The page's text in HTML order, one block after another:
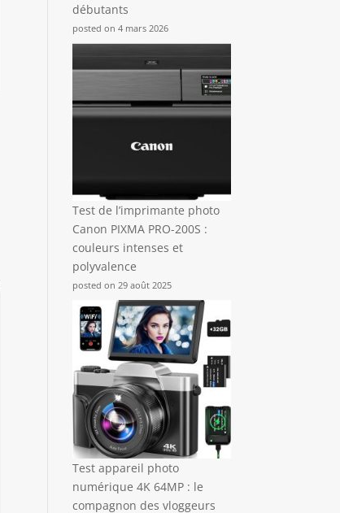
débutants
posted on 4 mars 2026
Test de l’imprimante photo
Canon PIXMA PRO-200S :
couleurs intenses et
polyvalence
posted on 29 août 2025
Test appareil photo
numérique 4K 64MP : le
compagnon des vloggeurs